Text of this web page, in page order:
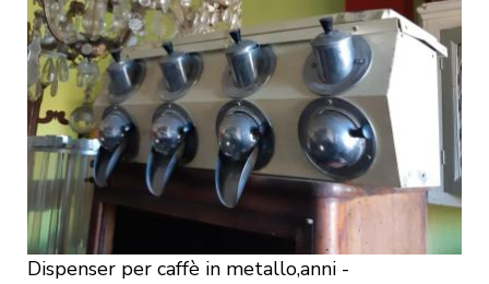
Dispenser per caffè in metallo,anni -